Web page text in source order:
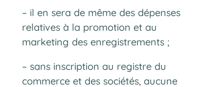
– il en sera de même des dépenses
relatives à la promotion et au
marketing des enregistrements ;
– sans inscription au registre du
commerce et des sociétés, aucune